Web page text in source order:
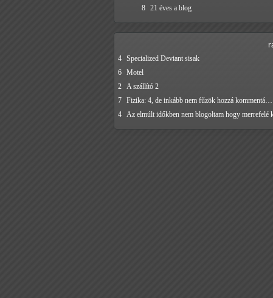
8 21 éves a blog
4 Specialized Deviant sisak
6 Motel
2 A szállító 2
7 Fizika: 4, de inkább nem fűzök hozzá kommentá…
4 Az elmúlt időkben nem blogoltam hogy merrefelé